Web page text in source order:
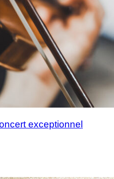
exceptionnel